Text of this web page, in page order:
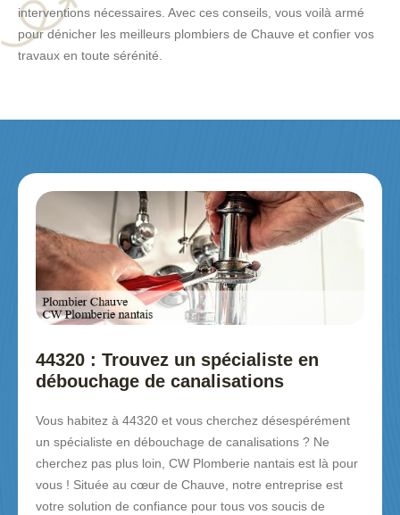
interventions nécessaires. Avec ces conseils, vous voilà armé
pour dénicher les meilleurs plombiers de Chauve et confier vos
travaux en toute sérénité.
44320 : Trouvez un spécialiste en
débouchage de canalisations
Vous habitez à 44320 et vous cherchez désespérément
un spécialiste en débouchage de canalisations ? Ne
cherchez pas plus loin, CW Plomberie nantais est là pour
vous ! Située au cœur de Chauve, notre entreprise est
votre solution de confiance pour tous vos soucis de